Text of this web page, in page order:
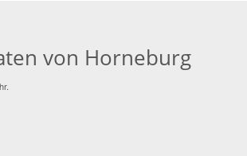
von Horneburg